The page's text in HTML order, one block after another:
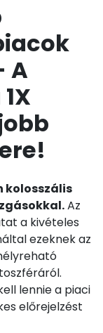
A
kolosszális
Az
a kivételes
ezeknek az
lennie a piaci
előrejelzést